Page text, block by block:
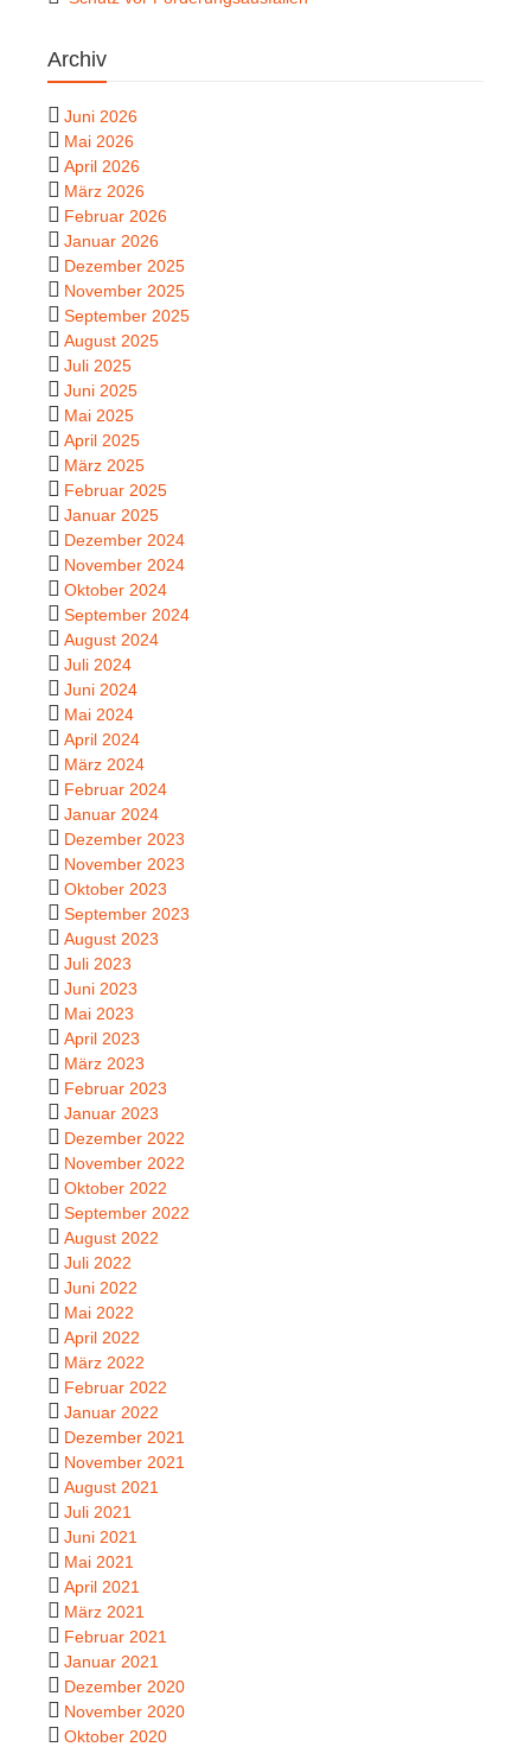
Archiv
Juni 2026
Mai 2026
April 2026
März 2026
Februar 2026
Januar 2026
Dezember 2025
November 2025
September 2025
August 2025
Juli 2025
Juni 2025
Mai 2025
April 2025
März 2025
Februar 2025
Januar 2025
Dezember 2024
November 2024
Oktober 2024
September 2024
August 2024
Juli 2024
Juni 2024
Mai 2024
April 2024
März 2024
Februar 2024
Januar 2024
Dezember 2023
November 2023
Oktober 2023
September 2023
August 2023
Juli 2023
Juni 2023
Mai 2023
April 2023
März 2023
Februar 2023
Januar 2023
Dezember 2022
November 2022
Oktober 2022
September 2022
August 2022
Juli 2022
Juni 2022
Mai 2022
April 2022
März 2022
Februar 2022
Januar 2022
Dezember 2021
November 2021
August 2021
Juli 2021
Juni 2021
Mai 2021
April 2021
März 2021
Februar 2021
Januar 2021
Dezember 2020
November 2020
Oktober 2020